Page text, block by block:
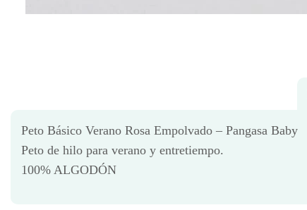
Peto Básico Verano Rosa Empolvado – Pangasa Baby
Peto de hilo para verano y entretiempo.
100% ALGODÓN